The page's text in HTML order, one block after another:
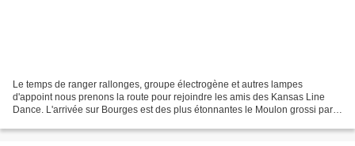
Le temps de ranger rallonges, groupe électrogène et autres lampes
d'appoint nous prenons la route pour rejoindre les amis des Kansas Line
Dance. L'arrivée sur Bourges est des plus étonnantes le Moulon grossi par